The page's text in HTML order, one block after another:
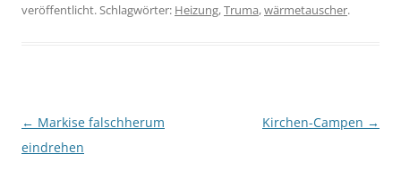
veröffentlicht. Schlagwörter: Heizung,Truma,wärmetauscher.
Beitragsnavigation
← Markise falschherum
eindrehen
Kirchen-Campen →